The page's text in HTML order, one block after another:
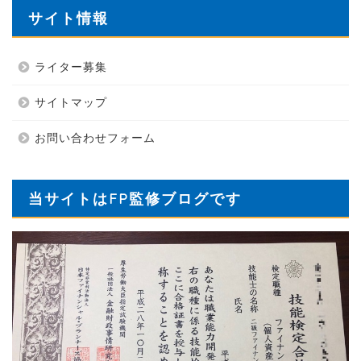
サイト情報
ライター募集
サイトマップ
お問い合わせフォーム
当サイトはFP監修ブログです